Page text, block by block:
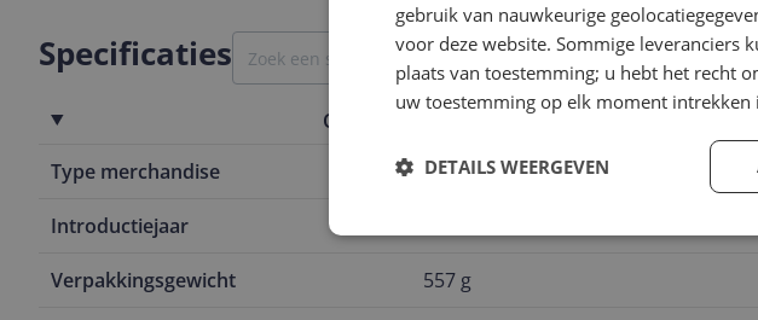
Specificaties
Overige kenmerken
Type merchandise
Bouwstenen
Introductiejaar
Verpakkingsgewicht 557 g
gebruik van nauwkeurige
voor deze website. Sommige leveranciers
plaats van toestemming; u hebt het recht
uw toestemming op elk moment intrekken
DETAILS WEERGEVEN